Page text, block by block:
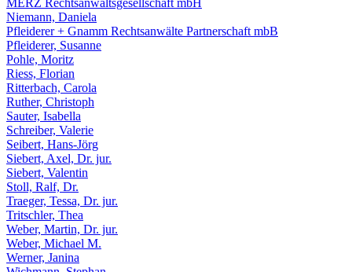
Niemann, Daniela
Pfleiderer + Gnamm Rechtsanwälte Partnerschaft mbB
Pfleiderer, Susanne
Pohle, Moritz
Riess, Florian
Ritterbach, Carola
Ruther, Christoph
Sauter, Isabella
Schreiber, Valerie
Seibert, Hans-Jörg
Siebert, Axel, Dr. jur.
Siebert, Valentin
Stoll, Ralf, Dr.
Traeger, Tessa, Dr. jur.
Tritschler, Thea
Weber, Martin, Dr. jur.
Weber, Michael M.
Werner, Janina